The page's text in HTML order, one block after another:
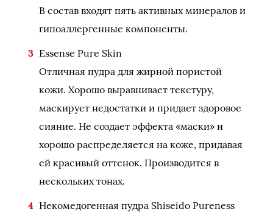
В состав входят пять активных минералов и
гипоаллергенные компоненты.
Essense Pure Skin
Отличная пудра для жирной пористой
кожи. Хорошо выравнивает текстуру,
маскирует недостатки и придает здоровое
сияние. Не создает эффекта «маски» и
хорошо распределяется на коже, придавая
ей красивый оттенок. Производится в
нескольких тонах.
Некомедогенная пудра Shiseido Pureness